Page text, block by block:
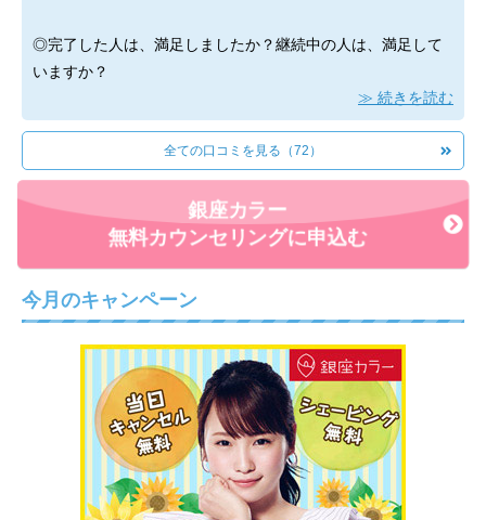
◎完了した人は、満足しましたか？継続中の人は、満足して
いますか？
今は事情があって脱毛を8回で中止しているのですが、たまに
細くて見えないくらいの毛が数本生えてくるだけなので、効
果に満足しています。また再開すれば完全にツルツルになる
と思うので楽しみです。
◎もし友人が脱毛を考えていたら、通ったサロンをおすすめ
施術には満足なので、友人に勧めます。
ただスタッフが少しなれなれしい感じがしました。そういっ
た雰囲気が苦手そうな人にはおすすめしません。
◎その脱毛サロンに決めた理由
駅から近くて通いやすかったからです。また通勤途中に行き
やすい場所でした。価格もリーズナブルだったのでここに決
続きを読む
全ての口コミを見る（72）
銀座カラー
無料カウンセリングに申込む
今月のキャンペーン